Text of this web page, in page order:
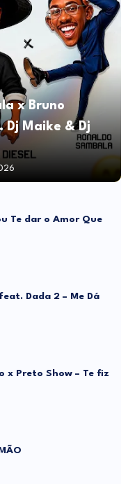
x Bruno
Dj Maike & Dj
Te dar o Amor Que
Dada 2 – Me Dá
x Preto Show – Te fiz